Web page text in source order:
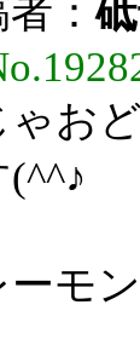
者：
ゃお
ーモ